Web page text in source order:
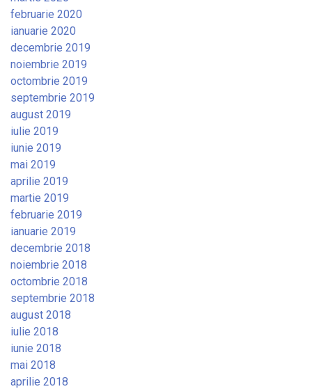
februarie 2020
ianuarie 2020
decembrie 2019
noiembrie 2019
octombrie 2019
septembrie 2019
august 2019
iulie 2019
iunie 2019
mai 2019
aprilie 2019
martie 2019
februarie 2019
ianuarie 2019
decembrie 2018
noiembrie 2018
octombrie 2018
septembrie 2018
august 2018
iulie 2018
iunie 2018
mai 2018
aprilie 2018